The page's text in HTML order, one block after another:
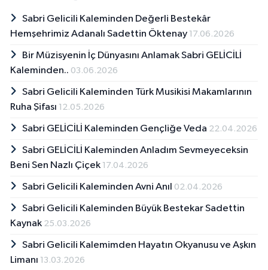
Sabri Gelicili Kaleminden Değerli Bestekâr
Hemşehrimiz Adanalı Sadettin Öktenay 17.06.2026
Bir Müzisyenin İç Dünyasını Anlamak Sabri GELİCİLİ
Kaleminden.. 03.06.2026
Sabri Gelicili Kaleminden Türk Musikisi Makamlarının
Ruha Şifası 12.05.2026
Sabri GELİCİLİ Kaleminden Gençliğe Veda 22.04.2026
Sabri GELİCİLİ Kaleminden Anladım Sevmeyeceksin
Beni Sen Nazlı Çiçek 17.04.2026
Sabri Gelicili Kaleminden Avni Anıl 02.04.2026
Sabri Gelicili Kaleminden Büyük Bestekar Sadettin
Kaynak 25.03.2026
Sabri Gelicili Kalemimden Hayatın Okyanusu ve Aşkın
Limanı 13.03.2026